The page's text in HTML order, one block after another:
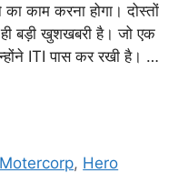
काम करना होगा। दोस्तों
बड़ी खुशखबरी है। जो एक
ITI पास कर रखी है। …
, Hero